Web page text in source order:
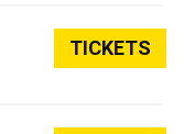
TICKETS